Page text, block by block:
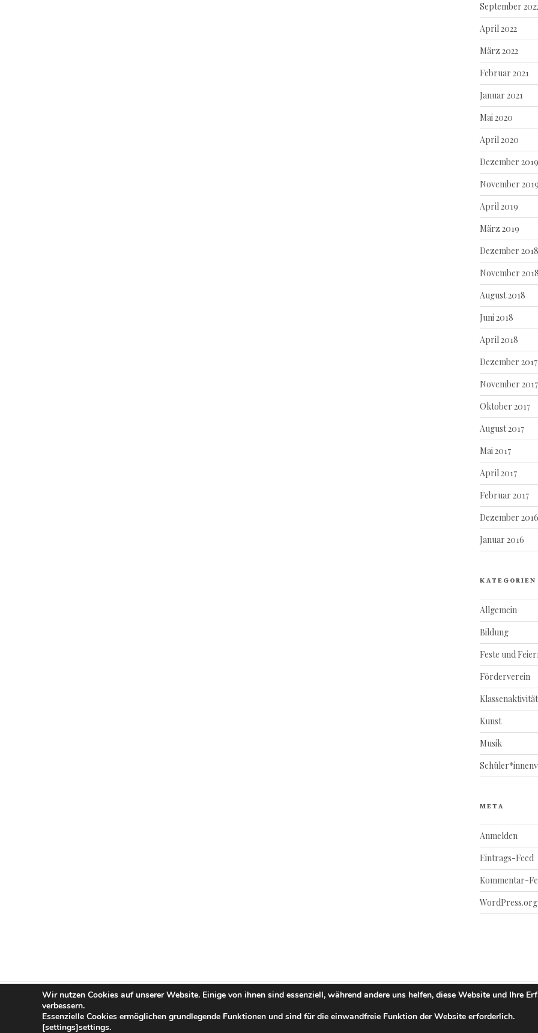
September
April 2022
März 2022
Februar 2021
Januar 2021
Mai 2020
April 2020
Dezember 2019
November 2019
April 2019
März 2019
Dezember 2018
November 2018
August 2018
Juni 2018
April 2018
Dezember 2017
November 2017
Oktober 2017
August 2017
Mai 2017
April 2017
Februar 2017
Dezember 2016
Januar 2016
KATEGORIEN
Allgemein
Bildung
Feste und
Förderverein
Kunst
Musik
META
Anmelden
Eintrags-Feed
Kommentar-
WordPress.org
Stolz präsentiert von WordPress
Wir nutzen Cookies auf unserer Website. Einige von ihnen sind essenziell, während andere uns helfen, diese Website und Ihre
verbessern.
Essenzielle Cookies ermöglichen grundlegende Funktionen und sind für die einwandfreie Funktion der Website erforderlich.
[settings]settings.